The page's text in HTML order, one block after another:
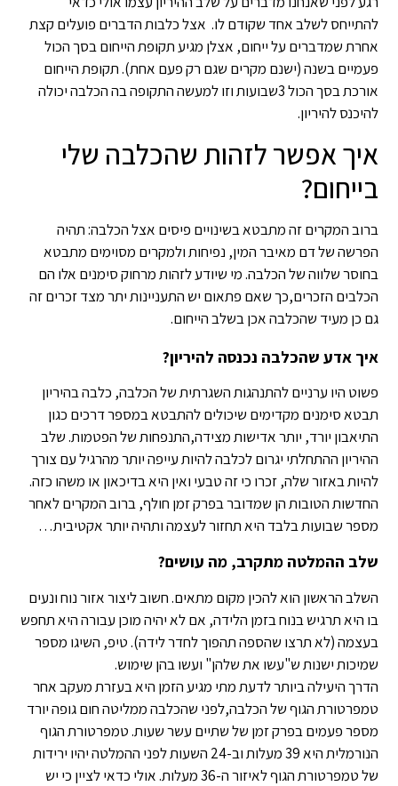
להתייחס לשלב אחד שקודם לו. אצל כלבות הדברים פועלים קצת
אחרת שמדברים על ייחום, אצלן מגיע תקופת הייחום בסך הכול
פעמיים בשנה (ישנם מקרים שגם רק פעם אחת). תקופת הייחום
אורכת בסך הכול 3שבועות וזו למעשה התקופה בה הכלבה יכולה
להיכנס להיריון.
איך אפשר לזהות שהכלבה שלי
בייחום?
ברוב המקרים זה מתבטא בשינויים פיסים אצל הכלבה: תהיה
הפרשה של דם מאיבר המין, נפיחות ולמקרים מסוימים מתבטא
בחוסר שלווה של הכלבה. מי שיודע לזהות מרחוק סימנים אלו הם
הכלבים הזכרים,כך שאם פתאום יש התעניינות יתר מצד זכרים זה
גם כן מעיד שהכלבה אכן בשלב הייחום.
איך אדע שהכלבה נכנסה להיריון?
פשוט היו ערניים להתנהגות השגרתית של הכלבה, כלבה בהיריון
תבטא סימנים מקדימים שיכולים להתבטא במספר דרכים כגון
התיאבון יורד, יותר אדישות מצידה,התנפחות של הפטמות. שלב
ההיריון ההתחלתי יגרום לכלבה להיות עייפה יותר מהרגיל עם צורך
להיות באזור שלה, זכרו כי זה טבעי ואין היא בדיכאון או משהו כזה.
החדשות הטובות הן שמדובר בפרק זמן חולף, ברוב המקרים לאחר
מספר שבועות בלבד היא תחזור לעצמה ותהיה יותר אקטיבית…
שלב ההמלטה מתקרב, מה עושים?
השלב הראשון הוא להכין מקום מתאים. חשוב ליצור אזור נוח ונעים
בו היא תרגיש בנוח בזמן הלידה, אם לא יהיה מוכן עבורה היא תחפש
בעצמה (לא תרצו שהספה תהפוך לחדר לידה). טיפ, השיגו מספר
שמיכות ישנות ש"עשו את שלהן" ועשו בהן שימוש.
הדרך היעילה ביותר לדעת מתי מגיע הזמן היא בעזרת מעקב אחר
טמפרטורת הגוף של הכלבה,לפני שהכלבה ממליטה חום גופה יורד
מספר פעמים בפרק זמן של שתיים עשר שעות. טמפרטורת הגוף
הנורמלית היא 39 מעלות וב-24 השעות לפני ההמלטה יהיו ירידות
של טמפרטורת הגוף לאיזור ה-36 מעלות. אולי כדאי לציין כי יש